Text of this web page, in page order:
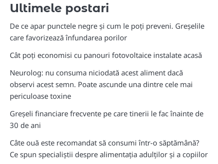
Ultimele postari
De ce apar punctele negre și cum le poți preveni. Greșelile
care favorizează înfundarea porilor
Cât poți economisi cu panouri fotovoltaice instalate acasă
Neurolog: nu consuma niciodată acest aliment dacă
observi acest semn. Poate ascunde una dintre cele mai
periculoase toxine
Greșeli financiare frecvente pe care tinerii le fac înainte de
30 de ani
Câte ouă este recomandat să consumi într-o săptămână?
Ce spun specialiștii despre alimentația adulților și a copiilor